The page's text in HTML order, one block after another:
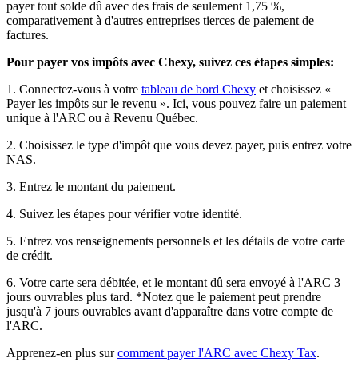
payer tout solde dû avec des frais de seulement 1,75 %,
comparativement à d'autres entreprises tierces de paiement de
factures.
Pour payer vos impôts avec Chexy, suivez ces étapes simples:
1. Connectez-vous à votre tableau de bord Chexy et choisissez «
Payer les impôts sur le revenu ». Ici, vous pouvez faire un paiement
unique à l'ARC ou à Revenu Québec.
2. Choisissez le type d'impôt que vous devez payer, puis entrez votre
NAS.
3. Entrez le montant du paiement.
4. Suivez les étapes pour vérifier votre identité.
5. Entrez vos renseignements personnels et les détails de votre carte
de crédit.
6. Votre carte sera débitée, et le montant dû sera envoyé à l'ARC 3
jours ouvrables plus tard. *Notez que le paiement peut prendre
jusqu'à 7 jours ouvrables avant d'apparaître dans votre compte de
l'ARC.
Apprenez-en plus surcomment payer l'ARC avec Chexy Tax.